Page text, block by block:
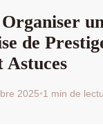
de
Astuces
2025•1 min de